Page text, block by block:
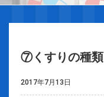
⑦くすりの種類
2017年7月13日